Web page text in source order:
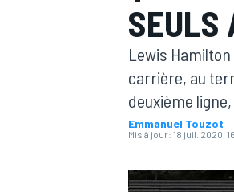
MOTOGP
SEULS
Lewis
carrière, au
deuxième
Emmanuel Touzot
Mis à jour: 18 juil. 2020,